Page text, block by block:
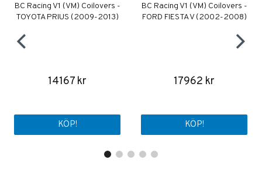
BC Racing V1 (VM) Coilovers -
TOYOTA PRIUS (2009-2013)
14167 kr
KÖP!
BC Racing V1 (VM) Coilovers -
FORD FIESTA V (2002-2008)
17962 kr
KÖP!